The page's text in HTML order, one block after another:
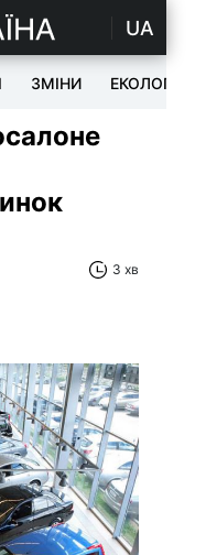
UA
ЗМІНИ ЕКОЛОГІЯ
3 хв